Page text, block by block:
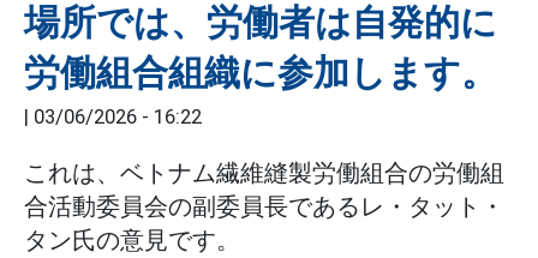
場所では、労働者は自発的に
労働組合組織に参加します。
| 03/06/2026 - 16:22
これは、ベトナム繊維縫製労働組合の労働組
合活動委員会の副委員長であるレ・タット・
タン氏の意見です。